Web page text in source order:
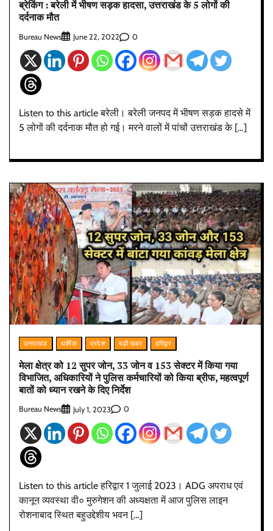
ब्रेकिंग : बरेली में भीषण सड़क हादसा, उत्तराखंड के 5 लोगों की
दर्दनाक मौत
Bureau News June 22, 2022 0
Listen to this article बरेली। बरेली जनपद में भीषण सड़क हादसे में
5 लोगों की दर्दनाक मौत हो गई। मरने वालों में पांचों उत्तराखंड के […]
उत्तराखंड धार्मिक प्रदेश बड़ी खबर हरिद्वार
मेला क्षेत्र को 12 सुपर जोन, 33 जोन व 153 सेक्टर में किया गया
विभाजित, अधिकारियों ने पुलिस कर्मचारियों को किया ब्रीफ, महत्वपूर्ण
बातों को ध्यान रखने के दिए निर्देश
Bureau News July 1, 2023 0
Listen to this article हरिद्वार 1 जुलाई 2023। ADG अपराध एवं
कानून व्यवस्था वी० मुरुगेशन की अध्यक्षता में आज पुलिस लाइन
रोशनाबाद स्थित बहुउद्देशीय भवन […]